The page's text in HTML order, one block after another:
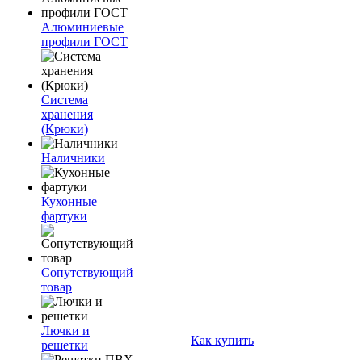
Алюминиевые
профили ГОСТ
Система
хранения
(Крюки)
Наличники
Кухонные
фартуки
Сопутствующий
товар
Лючки и
решетки
Как купить